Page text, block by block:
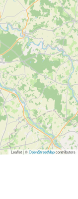
Leaflet | ©OpenStreetMapcontributors